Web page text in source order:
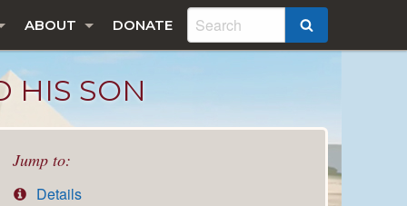
ABOUT DONATE
HIS SON
Jump to:
Details